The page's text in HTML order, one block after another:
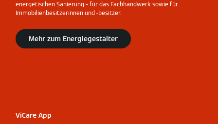
energetischen Sanierung – für das Fachhandwerk sowie für
Immobilienbesitzerinnen und -besitzer.
Mehr zum Energiegestalter
ViCare App